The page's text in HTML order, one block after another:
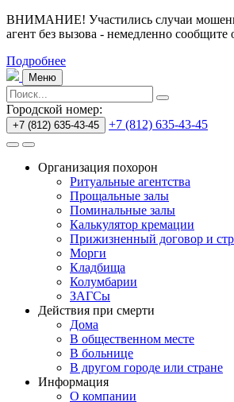
ВНИМАНИЕ! Участились случаи
агент без вызова - немедленно
Подробнее
Меню
Городской номер:
+7 (812) 635-43-45 +7 (812) 635-43-45
Организация похорон
Ритуальные агентства
Прощальные залы
Поминальные залы
Калькулятор кремации
Прижизненный договор и
Морги
Кладбища
Колумбарии
ЗАГСы
Действия при смерти
Дома
В общественном месте
В больнице
В другом городе или стране
Информация
О компании